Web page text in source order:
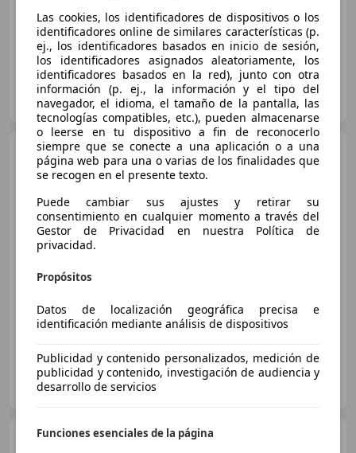
OcasionPlus - Pamplona - Burlada
ES-31600 Burlada
Mazda 3SportSedan 1.6CRTD
Style
€ 7.600 1
07/2010
OCASIONPLUS CASTELLON
ES-12006 CASTELLON
Mazda 3
Las cookies, los identificadores de dispositivos o los
identificadores online de similares características (p.
ej., los identificadores basados en inicio de sesión,
los identificadores asignados aleatoriamente, los
identificadores basados en la red), junto con otra
información (p. ej., la información y el tipo del
navegador, el idioma, el tamaño de la pantalla, las
tecnologías compatibles, etc.), pueden almacenarse
o leerse en tu dispositivo a fin de reconocerlo
siempre que se conecte a una aplicación o a una
página web para una o varias de los finalidades que
se recogen en el presente texto.
Puede cambiar sus ajustes y retirar su
consentimiento en cualquier momento a través del
Gestor de Privacidad en nuestra Política de
privacidad.
Propósitos
Datos de localización geográfica precisa e
identificación mediante análisis de dispositivos
Publicidad y contenido personalizados, medición de
publicidad y contenido, investigación de audiencia y
desarrollo de servicios
Funciones esenciales de la página